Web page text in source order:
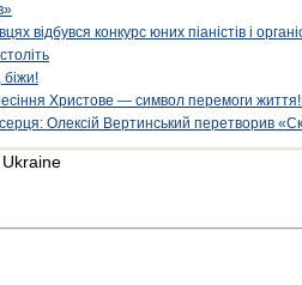
відбувся конкурс юних піаністів і
біжи!
Христове — символ перемоги
Олексій Вертинський перетворив